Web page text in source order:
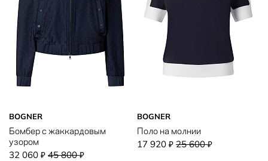
BOGNER
Бомбер с жаккардовым
узором
32 060 ₽ 45 800₽
BOGNER
Поло на молнии
17 920 ₽ 25 600₽